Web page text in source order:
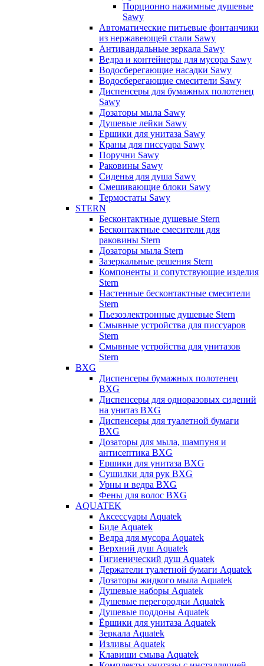
Порционно нажимные душевые
Sawy
Автоматические питьевые фонтанчики
из нержавеющей стали Sawy
Антивандальные зеркала Sawy
Ведра и контейнеры для мусора Sawy
Водосберегающие насадки Sawy
Водосберегающие смесители Sawy
Диспенсеры для бумажных полотенец
Sawy
Дозаторы мыла Sawy
Душевые лейки Sawy
Ершики для унитаза Sawy
Краны для писсуара Sawy
Поручни Sawy
Раковины Sawy
Сиденья для душа Sawy
Смешивающие блоки Sawy
Термостаты Sawy
STERN
Бесконтактные душевые Stern
Бесконтактные смесители для
раковины Stern
Дозаторы мыла Stern
Зазеркальные решения Stern
Компоненты и сопутствующие изделия
Stern
Настенные бесконтактные смесители
Stern
Пьезоэлектронные душевые Stern
Смывные устройства для писсуаров
Stern
Смывные устройства для унитазов
Stern
BXG
Диспенсеры бумажных полотенец
BXG
Диспенсеры для одноразовых сидений
на унитаз BXG
Диспенсеры для туалетной бумаги
BXG
Дозаторы для мыла, шампуня и
антисептика BXG
Ершики для унитаза BXG
Сушилки для рук BXG
Урны и ведра BXG
Фены для волос BXG
AQUATEK
Аксессуары Aquatek
Биде Aquatek
Ведра для мусора Aquatek
Верхний душ Aquatek
Гигиенический душ Aquatek
Держатели туалетной бумаги Aquatek
Дозаторы жидкого мыла Aquatek
Душевые наборы Aquatek
Душевые перегородки Aquatek
Душевые поддоны Aquatek
Ёршики для унитаза Aquatek
Зеркала Aquatek
Изливы Aquatek
Клавиши смыва Aquatek